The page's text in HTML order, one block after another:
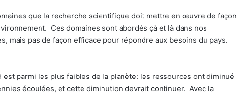
que la recherche scientifique doit mettre en œuvre de façon
Ces domaines sont abordés çà et là dans nos
mais pas de façon efficace pour répondre aux besoins du pays.
est parmi les plus faibles de la planète: les ressources ont diminué
écoulées, et cette diminution devrait continuer. Avec la